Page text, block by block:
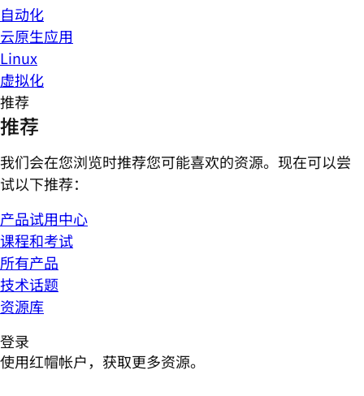
自动化
云原生应用
Linux
虚拟化
推荐
推荐
我们会在您浏览时推荐您可能喜欢的资源。现在可以尝
试以下推荐：
产品试用中心
课程和考试
所有产品
技术话题
资源库
登录
使用红帽帐户，获取更多资源。